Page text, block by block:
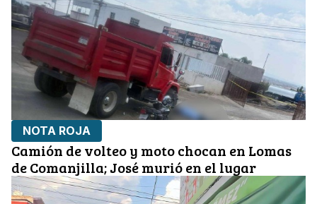
NOTA ROJA
Camión de volteo y moto chocan en Lomas
de Comanjilla; José murió en el lugar